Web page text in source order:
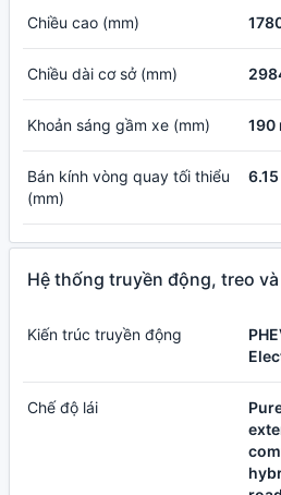
Chiều cao (mm)
Chiều dài cơ sở (mm)
Khoản sáng gầm xe (mm) 190
Bán kính vòng quay tối thiểu
(mm)
Hệ thống truyền động, treo
Kiến trúc truyền động
Chế độ lái